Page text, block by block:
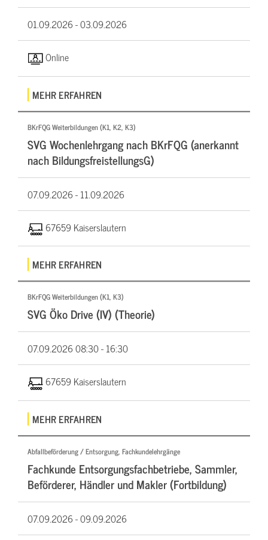
01.09.2026 -03.09.2026
Online
MEHR ERFAHREN
BKrFQG Weiterbildungen (K1, K2, K3)
SVG Wochenlehrgang nach BKrFQG (anerkannt
nach BildungsfreistellungsG)
07.09.2026 -11.09.2026
67659 Kaiserslautern
MEHR ERFAHREN
BKrFQG Weiterbildungen (K1, K3)
SVG Öko Drive (IV) (Theorie)
07.09.202608:30 - 16:30
67659 Kaiserslautern
MEHR ERFAHREN
Abfallbeförderung / Entsorgung, Fachkundelehrgänge
Fachkunde Entsorgungsfachbetriebe, Sammler,
Beförderer, Händler und Makler (Fortbildung)
07.09.2026 -09.09.2026